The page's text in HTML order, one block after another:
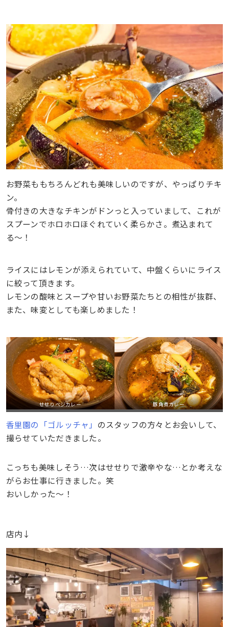
お野菜ももちろんどれも美味しいのですが、やっぱりチキ
ン。
骨付きの大きなチキンがドンっと入っていまして、これが
スプーンでホロホロほぐれていく柔らかさ。煮込まれて
る〜！
ライスにはレモンが添えられていて、中盤くらいにライス
に絞って頂きます。
レモンの酸味とスープや甘いお野菜たちとの相性が抜群、
また、味変としても楽しめました！
せせりベジカレー 豚角煮カレー
香里園の「ゴルッチャ」 のスタッフの方々とお会いして、
撮らせていただきました。
こっちも美味しそう…次はせせりで激辛やな…とか考えな
がらお仕事に行きました。笑
おいしかった～！
店内↓